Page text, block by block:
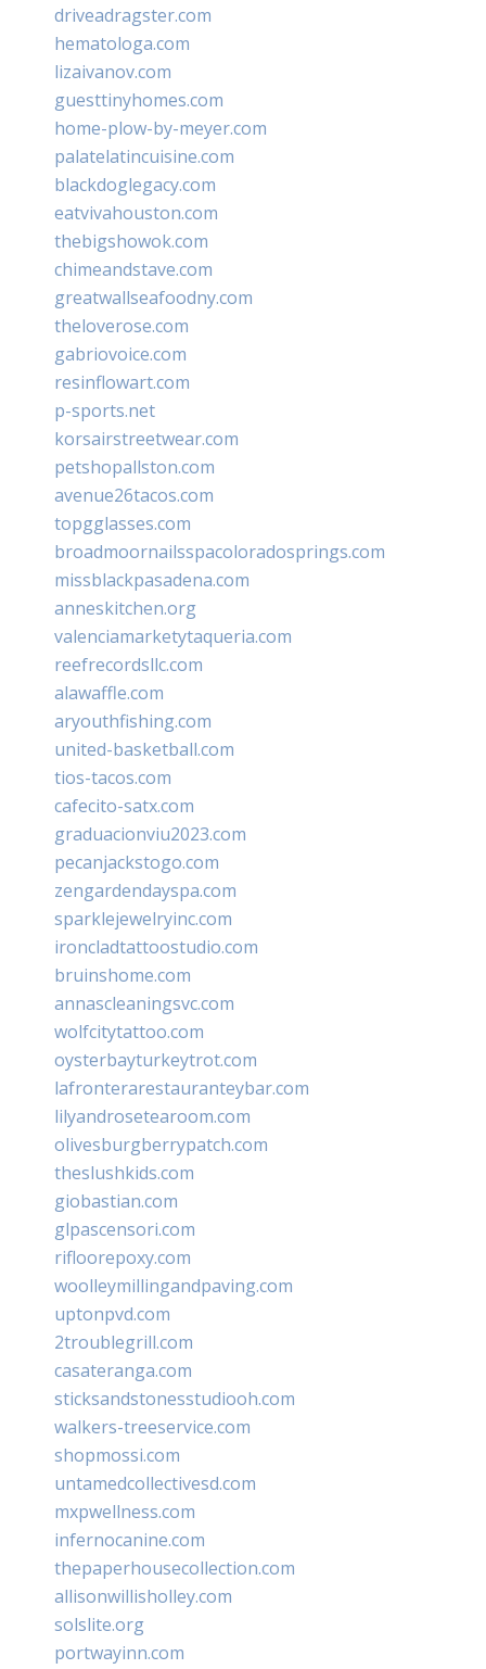
driveadragster.com
hematologa.com
lizaivanov.com
guesttinyhomes.com
home-plow-by-meyer.com
palatelatincuisine.com
blackdoglegacy.com
eatvivahouston.com
thebigshowok.com
chimeandstave.com
greatwallseafoodny.com
theloverose.com
gabriovoice.com
resinflowart.com
p-sports.net
korsairstreetwear.com
petshopallston.com
avenue26tacos.com
topgglasses.com
broadmoornailsspacoloradosprings.com
missblackpasadena.com
anneskitchen.org
valenciamarketytaqueria.com
reefrecordsllc.com
alawaffle.com
aryouthfishing.com
united-basketball.com
tios-tacos.com
cafecito-satx.com
graduacionviu2023.com
pecanjackstogo.com
zengardendayspa.com
sparklejewelryinc.com
ironcladtattoostudio.com
bruinshome.com
annascleaningsvc.com
wolfcitytattoo.com
oysterbayturkeytrot.com
lafronterarestauranteybar.com
lilyandrosetearoom.com
olivesburgberrypatch.com
theslushkids.com
giobastian.com
glpascensori.com
rifloorepoxy.com
woolleymillingandpaving.com
uptonpvd.com
2troublegrill.com
casateranga.com
sticksandstonesstudiooh.com
walkers-treeservice.com
shopmossi.com
untamedcollectivesd.com
mxpwellness.com
infernocanine.com
thepaperhousecollection.com
allisonwillisholley.com
solslite.org
portwayinn.com